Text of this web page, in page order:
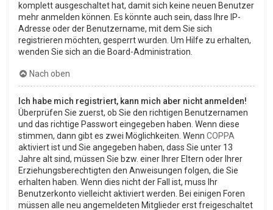
komplett ausgeschaltet hat, damit sich keine neuen Benutzer
mehr anmelden können. Es könnte auch sein, dass Ihre IP-
Adresse oder der Benutzername, mit dem Sie sich
registrieren möchten, gesperrt wurden. Um Hilfe zu erhalten,
wenden Sie sich an die Board-Administration.
Nach oben
Ich habe mich registriert, kann mich aber nicht anmelden!
Überprüfen Sie zuerst, ob Sie den richtigen Benutzernamen
und das richtige Passwort eingegeben haben. Wenn diese
stimmen, dann gibt es zwei Möglichkeiten. Wenn COPPA
aktiviert ist und Sie angegeben haben, dass Sie unter 13
Jahre alt sind, müssen Sie bzw. einer Ihrer Eltern oder Ihrer
Erziehungsberechtigten den Anweisungen folgen, die Sie
erhalten haben. Wenn dies nicht der Fall ist, muss Ihr
Benutzerkonto vielleicht aktiviert werden. Bei einigen Foren
müssen alle neu angemeldeten Mitglieder erst freigeschaltet